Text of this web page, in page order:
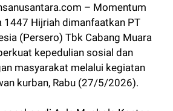
– Momentum
1447 Hijriah dimanfaatkan PT
(Persero) Tbk Cabang Muara
kepedulian sosial dan
masyarakat melalui kegiatan
kurban, Rabu (27/5/2026).